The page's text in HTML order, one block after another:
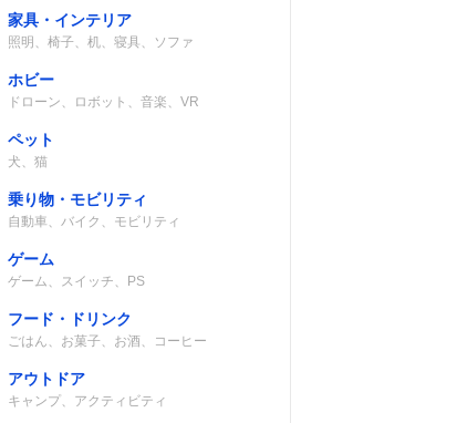
家具・インテリア
照明、椅子、机、寝具、ソファ
ホビー
ドローン、ロボット、音楽、VR
ペット
犬、猫
乗り物・モビリティ
自動車、バイク、モビリティ
ゲーム
ゲーム、スイッチ、PS
フード・ドリンク
ごはん、お菓子、お酒、コーヒー
アウトドア
キャンプ、アクティビティ